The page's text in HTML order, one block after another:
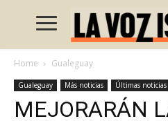
Home Gualeguay
Gualeguay Más noticias Últimas noticias
MEJORARÁN